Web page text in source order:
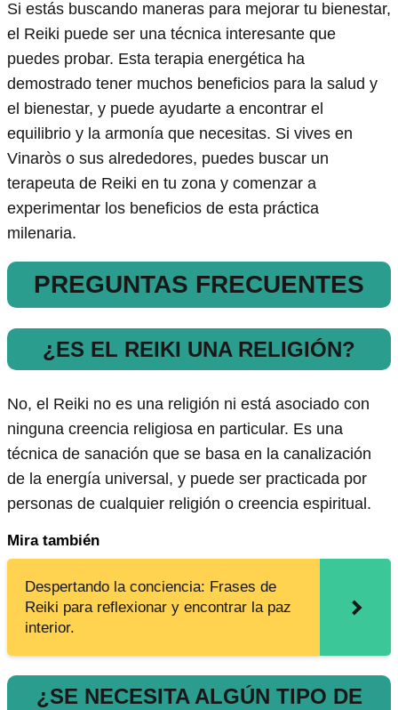
Si estás buscando maneras para mejorar tu bienestar,
el Reiki puede ser una técnica interesante que
puedes probar. Esta terapia energética ha
demostrado tener muchos beneficios para la salud y
el bienestar, y puede ayudarte a encontrar el
equilibrio y la armonía que necesitas. Si vives en
Vinaròs o sus alrededores, puedes buscar un
terapeuta de Reiki en tu zona y comenzar a
experimentar los beneficios de esta práctica
milenaria.
PREGUNTAS FRECUENTES
¿ES EL REIKI UNA RELIGIÓN?
No, el Reiki no es una religión ni está asociado con
ninguna creencia religiosa en particular. Es una
técnica de sanación que se basa en la canalización
de la energía universal, y puede ser practicada por
personas de cualquier religión o creencia espiritual.
Mira también
Despertando la conciencia: Frases de
Reiki para reflexionar y encontrar la paz
interior.
¿SE NECESITA ALGÚN TIPO DE